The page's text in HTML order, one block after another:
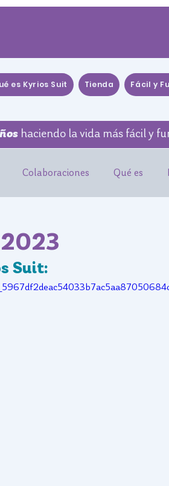
es Kyrios Suit Tienda Fácil y
haciendo la vida más fácil y
Colaboraciones Qué es
Suit: